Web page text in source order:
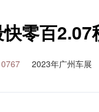
零百2.07
2023年广州车展